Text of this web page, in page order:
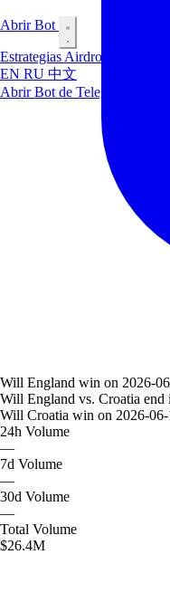
Abrir Bot
Estrategias Airdrop
EN RU 中文
Abrir Bot de Telegram
Will England win on 2026-
Will England vs. Croatia end
Will Croatia win on 2026-06-
24h Volume
—
7d Volume
—
30d Volume
—
Total Volume
$26.4M